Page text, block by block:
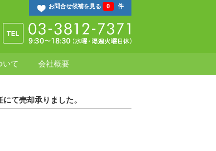
お問合せ候補を見る 0 件
いて 会社概要
て売却承りました。